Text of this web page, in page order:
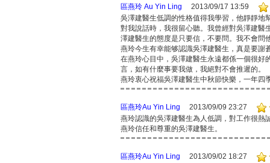
區燕玲 Au Yin Ling
2013/09/17 13:59
吳澤建醫生低調的性格值得我學習，他靜靜地
對我說話時，我很留心聽。我曾經對吳澤建
澤建醫生的態度是只要信，不要問。我不會
燕玲今生有幸能够認識吳澤建醫生，真是要謝
在燕玲心目中，吳澤建醫生永遠都係一個很好
言，如有什麼事要我做，我絕對不會推遲的。
燕玲衷心祝福吳澤建醫生中秋節快樂，一年四
區燕玲Au Yin Ling
2013/09/09 23:27
燕玲認識的吳澤建醫生為人低調，對工作很熱
燕玲信任和尊重的吳澤建醫生。
區燕玲Au Yin Ling
2013/09/02 18:27